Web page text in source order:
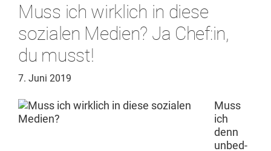
Muss ich wirklich in diese
sozialen Medien? Ja Chef:in,
du musst!
7. Juni 2019
Muss
ich
denn
unbe­d­